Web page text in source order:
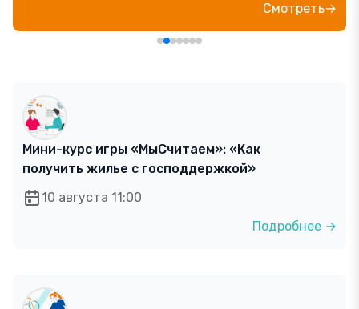
Посмотреть→
Мини-курс игры «МыСчитаем»: «Как
получить жилье с господдержкой»
10 августа 11:00
Подробнее →